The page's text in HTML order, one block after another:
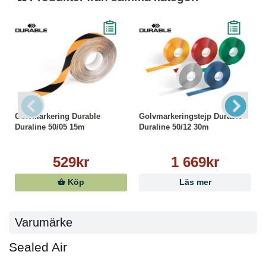
Golvmarkering Durable
Duraline 50/05 15m
529kr
Köp
Golvmarkeringstejp Durable
Duraline 50/12 30m
1 669kr
Läs mer
Varumärke
Sealed Air